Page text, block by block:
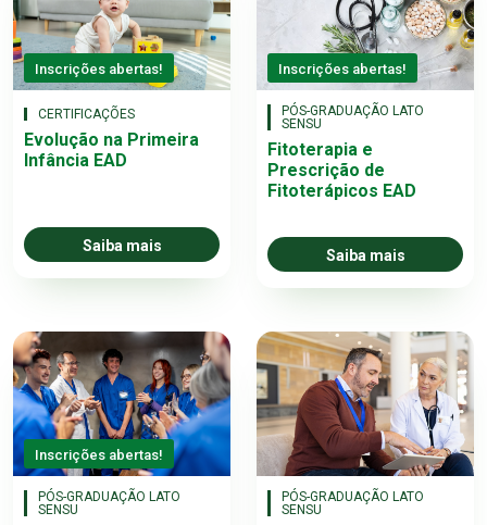
Inscrições abertas!
CERTIFICAÇÕES
Evolução na Primeira
Infância EAD
Saiba mais
Inscrições abertas!
PÓS-GRADUAÇÃO LATO
SENSU
Fitoterapia e
Prescrição de
Fitoterápicos EAD
Saiba mais
Inscrições abertas!
PÓS-GRADUAÇÃO LATO
SENSU
PÓS-GRADUAÇÃO LATO
SENSU